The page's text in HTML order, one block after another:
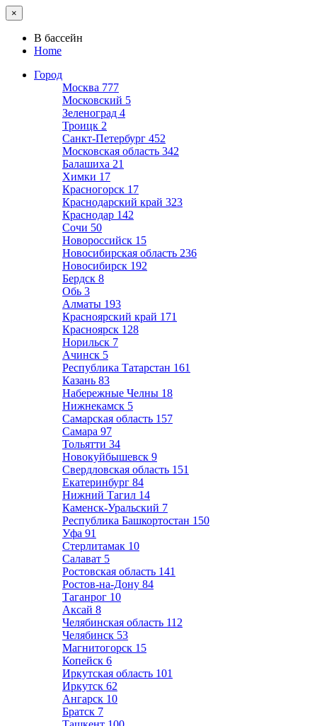
×
В бассейн
Home
Город
Москва 777
Московский 5
Зеленоград 4
Троицк 2
Санкт-Петербург 452
Московская область 342
Балашиха 21
Химки 17
Красногорск 17
Краснодарский край 323
Краснодар 142
Сочи 50
Новороссийск 15
Новосибирская область 236
Новосибирск 192
Бердск 8
Обь 3
Алматы 193
Красноярский край 171
Красноярск 128
Норильск 7
Ачинск 5
Республика Татарстан 161
Казань 83
Набережные Челны 18
Нижнекамск 5
Самарская область 157
Самара 97
Тольятти 34
Новокуйбышевск 9
Свердловская область 151
Екатеринбург 84
Нижний Тагил 14
Каменск-Уральский 7
Республика Башкортостан 150
Уфа 91
Стерлитамак 10
Салават 5
Ростовская область 141
Ростов-на-Дону 84
Таганрог 10
Аксай 8
Челябинская область 112
Челябинск 53
Магнитогорск 15
Копейск 6
Иркутская область 101
Иркутск 62
Ангарск 10
Братск 7